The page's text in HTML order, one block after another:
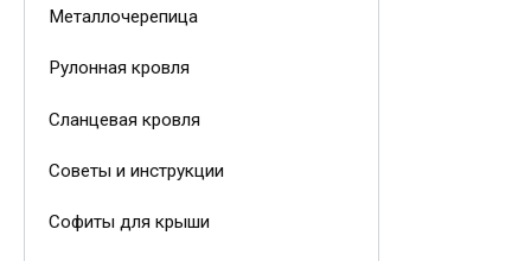
Металлочерепица
Рулонная кровля
Сланцевая кровля
Советы и инструкции
Софиты для крыши